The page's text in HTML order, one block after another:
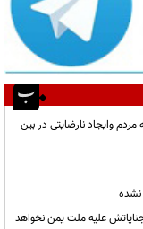
وایجاد نارضایتی در بین
نشده
علیه ملت یمن نخواهد